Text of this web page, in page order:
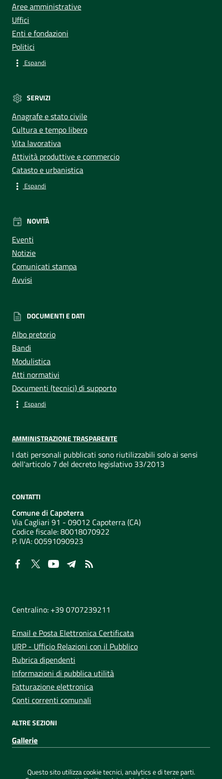
Aree amministrative
Uffici
Enti e fondazioni
Politici
Espandi
SERVIZI
Anagrafe e stato civile
Cultura e tempo libero
Vita lavorativa
Attività produttive e commercio
Catasto e urbanistica
Espandi
NOVITÀ
Eventi
Notizie
Comunicati stampa
Avvisi
DOCUMENTI E DATI
Albo pretorio
Bandi
Modulistica
Atti normativi
Documenti (tecnici) di supporto
Espandi
AMMINISTRAZIONE TRASPARENTE
I dati personali pubblicati sono riutilizzabili solo ai sensi
dell'articolo 7 del decreto legislativo 33/2013
CONTATTI
Comune di Capoterra
Via Cagliari 91 - 09012 Capoterra (CA)
Codice fiscale: 80018070922
P. IVA:00591090923
Centralino: +39 0707239211
Email e Posta Elettronica Certificata
URP - Ufficio Relazioni con il Pubblico
Rubrica dipendenti
Informazioni di pubblica utilità
Fatturazione elettronica
Conti correnti comunali
ALTRE SEZIONI
Gallerie
Sezione Link Utili
Credits | Mappa del sito | ConsulMedia
Questo sito utilizza cookie tecnici, analytics e di terze parti.